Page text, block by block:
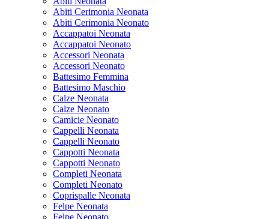
Abiti Cerimonia Neonata
Abiti Cerimonia Neonato
Accappatoi Neonata
Accappatoi Neonato
Accessori Neonata
Accessori Neonato
Battesimo Femmina
Battesimo Maschio
Calze Neonata
Calze Neonato
Camicie Neonato
Cappelli Neonata
Cappelli Neonato
Cappotti Neonata
Cappotti Neonato
Completi Neonata
Completi Neonato
Coprispalle Neonata
Felpe Neonata
Felpe Neonato